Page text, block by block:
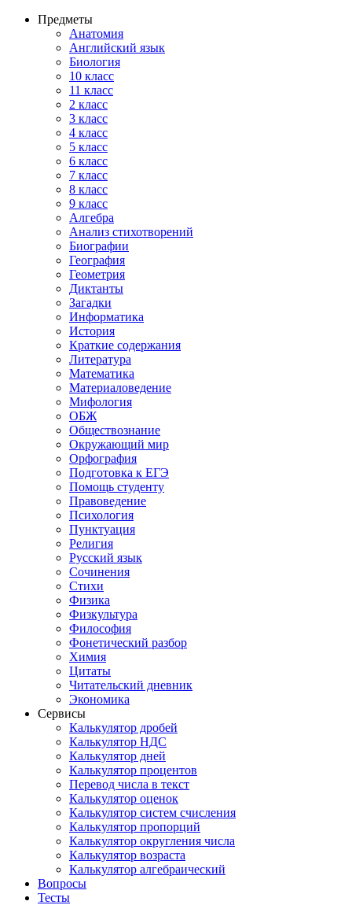
Предметы
Анатомия
Английский язык
Биология
10 класс
11 класс
2 класс
3 класс
4 класс
5 класс
6 класс
7 класс
8 класс
9 класс
Алгебра
Анализ стихотворений
Биографии
География
Геометрия
Диктанты
Загадки
Информатика
История
Краткие содержания
Литература
Математика
Материаловедение
Мифология
ОБЖ
Обществознание
Окружающий мир
Орфография
Подготовка к ЕГЭ
Помощь студенту
Правоведение
Психология
Пунктуация
Религия
Русский язык
Сочинения
Стихи
Физика
Физкультура
Философия
Фонетический разбор
Химия
Цитаты
Читательский дневник
Экономика
Сервисы
Калькулятор дробей
Калькулятор НДС
Калькулятор дней
Калькулятор процентов
Перевод числа в текст
Калькулятор оценок
Калькулятор систем счисления
Калькулятор пропорций
Калькулятор округления числа
Калькулятор возраста
Калькулятор алгебраический
Вопросы
Тесты